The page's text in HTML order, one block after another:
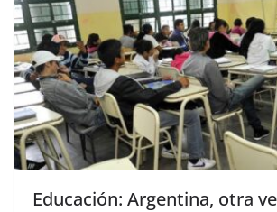
Educación: Argentina, otra